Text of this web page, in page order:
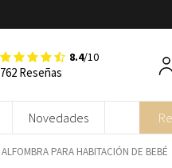
8.4/10
762 Reseñas
Novedades
ALFOMBRA PARA HABITACIÓN DE BEBÉ